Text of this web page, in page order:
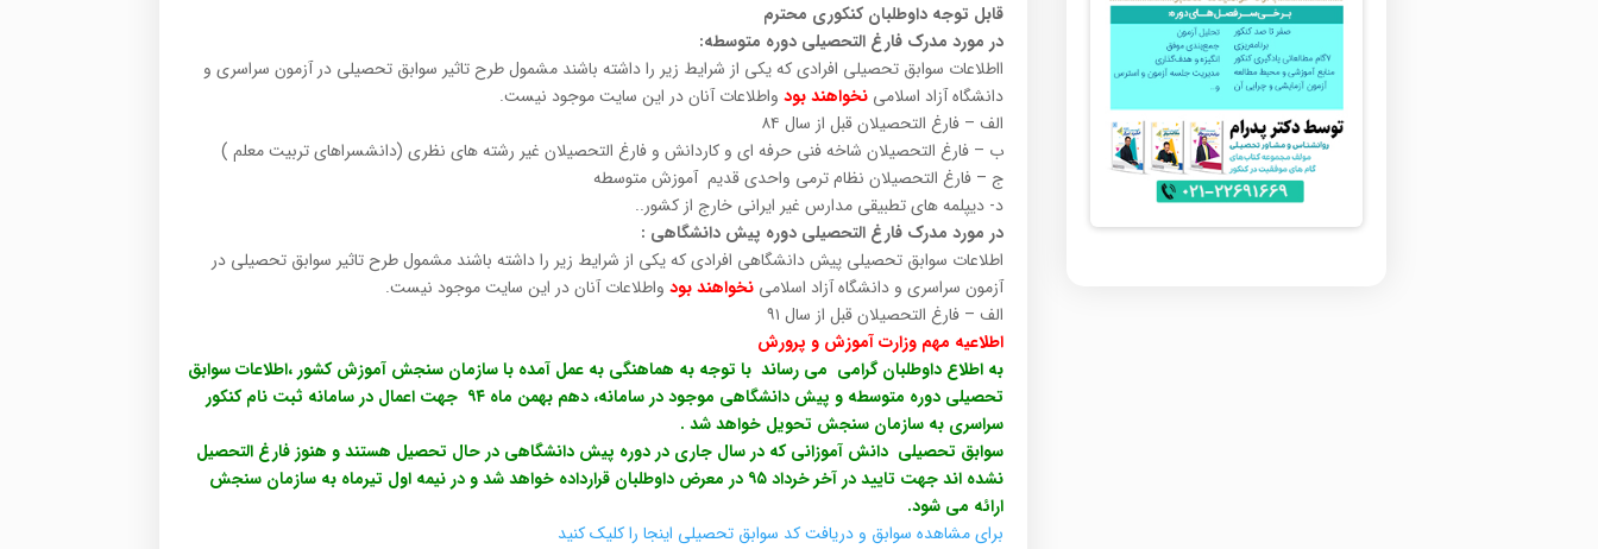
قابل توجه داوطلبان کنکوری محترم
در مورد مدرک فارغ التحصیلی دوره متوسطه:
ااطلاعات سوابق تحصیلی افرادی که یکی از شرایط زیر را داشته باشند مشمول طرح تاثیر سوابق تحصیلی در آزمون سراسری و
دانشگاه آزاد اسلامی نخواهند بودواطلاعات آنان در این سایت موجود نیست.
الف – فارغ التحصیلان قبل از سال ۸۴
ب – فارغ التحصیلان شاخه فنی حرفه ای و کاردانش و فارغ التحصیلان غیر رشته های نظری (دانشسراهای تربیت معلم )
ج – فارغ التحصیلان نظام ترمی واحدی قدیم آموزش متوسطه
د- دیپلمه های تطبیقی مدارس غیر ایرانی خارج از کشور..
در مورد مدرک فارغ التحصیلی دوره پیش دانشگاهی :
اطلاعات سوابق تحصیلی پیش دانشگاهی افرادی که یکی از شرایط زیر را داشته باشند مشمول طرح تاثیر سوابق تحصیلی در
آزمون سراسری و دانشگاه آزاد اسلامی نخواهند بودواطلاعات آنان در این سایت موجود نیست.
الف – فارغ التحصیلان قبل از سال ۹۱
اطلاعیه مهم وزارت آموزش و پرورش
به اطلاع داوطلبان گرامی می رساند با توجه به هماهنگی به عمل آمده با سازمان سنجش آموزش کشور ،اطلاعات سوابق
تحصیلی دوره متوسطه و پیش دانشگاهی موجود در سامانه، دهم بهمن ماه ۹۴ جهت اعمال در سامانه ثبت نام کنکور
سراسری به سازمان سنجش تحویل خواهد شد .
سوابق تحصیلی دانش آموزانی که در سال جاری در دوره پیش دانشگاهی در حال تحصیل هستند و هنوز فارغ التحصیل
نشده اند جهت تایید در آخر خرداد ۹۵ در معرض داوطلبان قرارداده خواهد شد و در نیمه اول تیرماه به سازمان سنجش
ارائه می شود.
برای مشاهده سوابق و دریافت کد سوابق تحصیلی اینجا را کلیک کنید